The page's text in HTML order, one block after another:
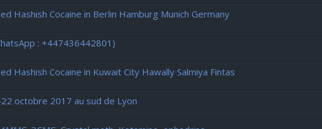
Hashish Cocaine in Berlin Hamburg Munich Germany
: +447436442801)
Hashish Cocaine in Kuwait City Hawally Salmiya Fintas
octobre 2017 au sud de Lyon